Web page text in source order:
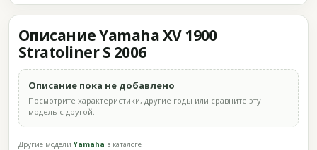
Описание Yamaha XV 1900
Stratoliner S 2006
Описание пока не добавлено
Посмотрите характеристики, другие годы или сравните эту
модель с другой.
Другие моделиYamaha в каталоге